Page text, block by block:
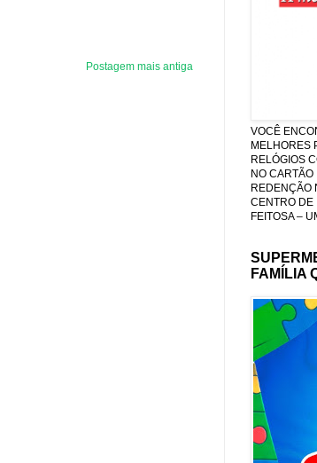
Postagem mais antiga
VOCÊ
MELHORES
RELÓGIOS
NO CARTÃO
REDENÇÃO
CENTRO DE
FEITOSA –
FAMÍLIA